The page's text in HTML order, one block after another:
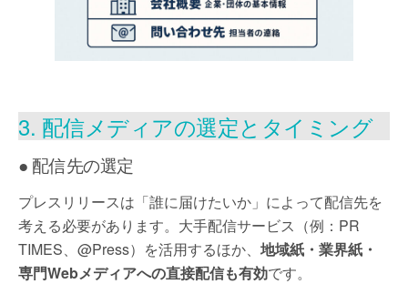
3. 配信メディアの選定とタイミング
● 配信先の選定
プレスリリースは「誰に届けたいか」によって配信先を
考える必要があります。大手配信サービス（例：PR
TIMES、@Press）を活用するほか、 地域紙・業界紙・
専門Webメディアへの直接配信も有効です。